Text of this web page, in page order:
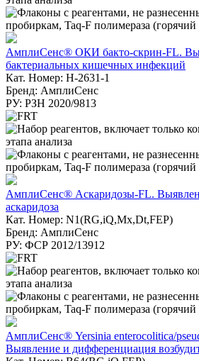
АмплиСенс® ОКИ бакто-скрин-FL.
бактериальных кишечных инфекций
Кат. Номер: H-2631-1
Бренд: АмплиСенс
РУ: РЗН 2020/9813
АмплиСенс® Аскаридозы-FL.
аскаридоза
Кат. Номер: N1(RG,iQ,Mx,Dt,FEP)
Бренд: АмплиСенс
РУ: ФСР 2012/13912
АмплиСенс® Yersinia enterocolitica/
Выявление и дифференциация